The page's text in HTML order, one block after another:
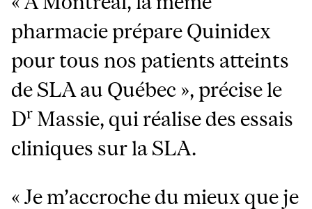
pharmacie prépare Quinidex
pour tous nos patients atteints
de SLA au Québec », précise le
Dr Massie, qui réalise des essais
cliniques sur la SLA.
« Je m’accroche du mieux que je